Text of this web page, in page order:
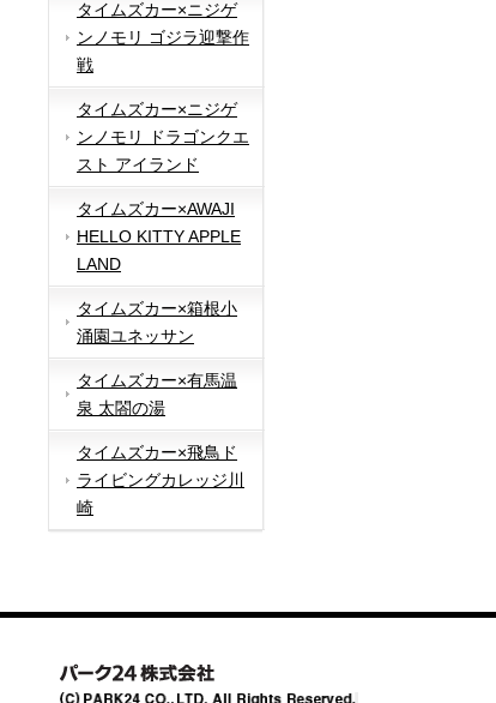
タイムズカー×ニジゲ
ンノモリ ゴジラ迎撃作
戦
タイムズカー×ニジゲ
ンノモリ ドラゴンクエ
スト アイランド
タイムズカー×AWAJI
HELLO KITTY APPLE
LAND
タイムズカー×箱根小
涌園ユネッサン
タイムズカー×有馬温
泉 太閤の湯
タイムズカー×飛鳥ド
ライビングカレッジ川
崎